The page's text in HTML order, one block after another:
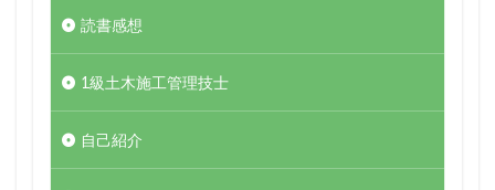
読書感想
1級土木施工管理技士
自己紹介